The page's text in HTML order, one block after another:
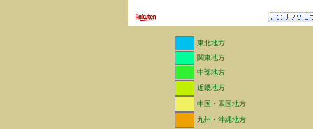
東北地方
関東地方
中部地方
近畿地方
中国・四国地方
九州・沖縄地方